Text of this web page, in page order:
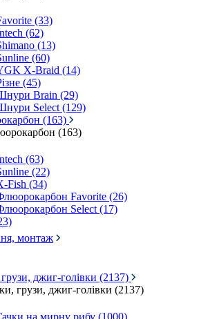
(33)
(62)
(13)
(60)
X-Braid (14)
(45)
Brain (29)
Select (129)
(163)
(163)
(63)
(22)
Fish (34)
Favorite (26)
Select (17)
монтаж
джиг-голівки (2137)
грузи, джиг-голівки (2137)
на мирну рибу (1000)